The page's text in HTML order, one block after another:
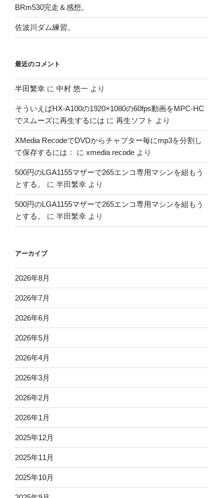
BRm530完走＆感想。
佐波川ダム練習。
最近のコメント
半田繁幸 に 中村 悠一 より
そういえばHX-A100の1920×1080の60fps動画をMPC-HC
でスムーズに再生するには に 再生ソフト より
XMedia RecodeでDVDからチャプター毎にmp3を分割し
て保存するには：
に xmedia recode より
500円のLGA1155マザーで265エンコ専用マシンを組もう
とする。
に 半田繁幸 より
500円のLGA1155マザーで265エンコ専用マシンを組もう
とする。
に 半田繁幸 より
アーカイブ
2026年8月
2026年7月
2026年6月
2026年5月
2026年4月
2026年3月
2026年2月
2026年1月
2025年12月
2025年11月
2025年10月